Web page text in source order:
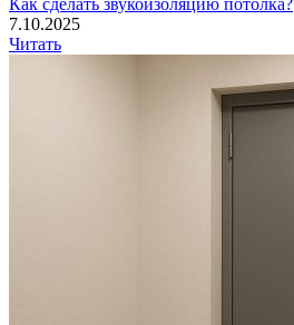
Как сделать звукоизоляцию потолка?
7.10.2025
Читать